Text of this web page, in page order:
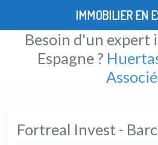
Besoin d'un expert
Espagne ?
Fortreal Invest -
IMMOBILIER EN